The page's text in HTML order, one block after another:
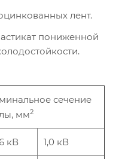
лент.
пониженной
сечение
мм2
кВ 1,0 кВ